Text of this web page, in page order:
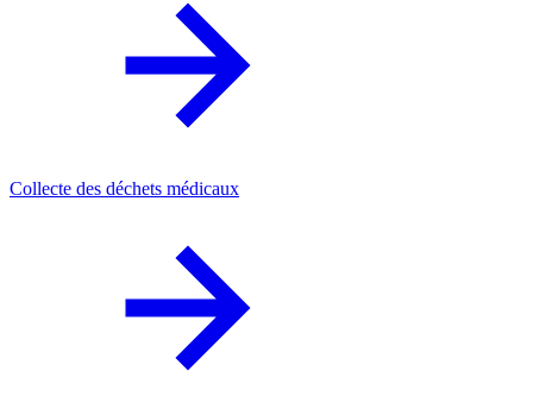
Collecte des déchets médicaux